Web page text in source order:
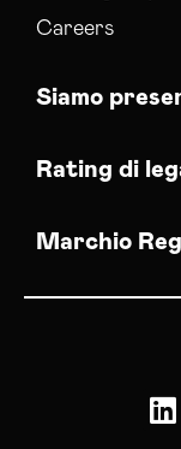
Careers
Siamo
Rating di
Marchio